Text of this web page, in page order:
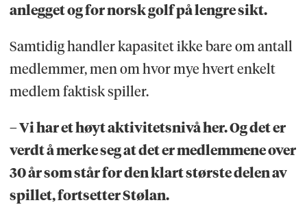
anlegget og for norsk golf på lengre sikt.
Samtidig handler kapasitet ikke bare om antall
medlemmer, men om hvor mye hvert enkelt
medlem faktisk spiller.
– Vi har et høyt aktivitetsnivå her. Og det er
verdt å merke seg at det er medlemmene over
30 år som står for den klart største delen av
spillet, fortsetter Stølan.